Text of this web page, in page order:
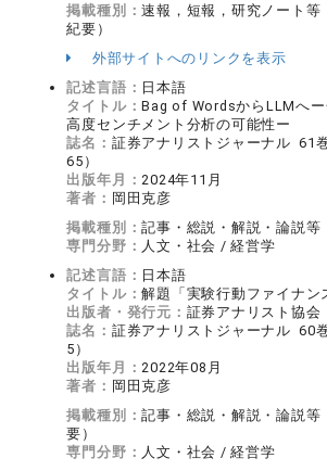
掲載種別：速報，短報，研究ノート等
紀要）
外部サイトへのリンクを表示
記述言語： 日本語
タイトル：Bag of WordsからLLMへ
高度センチメント分析の可能性ー
誌名： 証券アナリストジャーナル 61
65）
出版年月： 2024年11月
著者： 岡田克彦
掲載種別：記事・総説・解説・論説等
専門分野： 人文・社会 / 経営学
記述言語： 日本語
タイトル：解題「実験行動ファイナン
出版者・発行元： 証券アナリスト協会
誌名： 証券アナリストジャーナル 60
5）
出版年月： 2022年08月
著者： 岡田克彦
掲載種別：記事・総説・解説・論説等
要）
専門分野： 人文・社会 / 経営学